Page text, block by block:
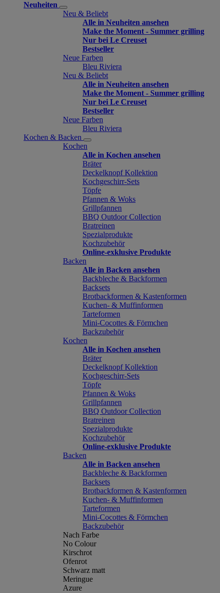
Neuheiten
Neu & Beliebt
Alle in Neuheiten ansehen
Make the Moment - Summer grilling
Nur bei Le Creuset
Bestseller
Neue Farben
Bleu Riviera
Neu & Beliebt
Alle in Neuheiten ansehen
Make the Moment - Summer grilling
Nur bei Le Creuset
Bestseller
Neue Farben
Bleu Riviera
Kochen & Backen
Kochen
Alle in Kochen ansehen
Bräter
Deckelknopf Kollektion
Kochgeschirr-Sets
Töpfe
Pfannen & Woks
Grillpfannen
BBQ Outdoor Collection
Bratreinen
Spezialprodukte
Kochzubehör
Online-exklusive Produkte
Backen
Alle in Backen ansehen
Backbleche & Backformen
Backsets
Brotbackformen & Kastenformen
Kuchen- & Muffinformen
Tarteformen
Mini-Cocottes & Förmchen
Backzubehör
Kochen
Alle in Kochen ansehen
Bräter
Deckelknopf Kollektion
Kochgeschirr-Sets
Töpfe
Pfannen & Woks
Grillpfannen
BBQ Outdoor Collection
Bratreinen
Spezialprodukte
Kochzubehör
Online-exklusive Produkte
Backen
Alle in Backen ansehen
Backbleche & Backformen
Backsets
Brotbackformen & Kastenformen
Kuchen- & Muffinformen
Tarteformen
Mini-Cocottes & Förmchen
Backzubehör
Nach Farbe
No Colour
Kirschrot
Ofenrot
Schwarz matt
Meringue
Azure